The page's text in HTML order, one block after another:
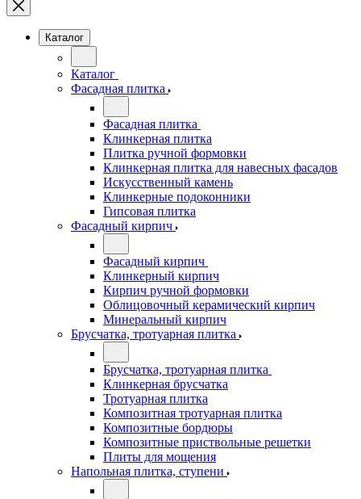
Каталог
Каталог
Фасадная плитка
Фасадная плитка
Клинкерная плитка
Плитка ручной формовки
Клинкерная плитка для навесных фасадов
Искусственный камень
Клинкерные подоконники
Гипсовая плитка
Фасадный кирпич
Фасадный кирпич
Клинкерный кирпич
Кирпич ручной формовки
Облицовочный керамический кирпич
Минеральный кирпич
Брусчатка, тротуарная плитка
Брусчатка, тротуарная плитка
Клинкерная брусчатка
Тротуарная плитка
Композитная тротуарная плитка
Композитные бордюры
Композитные приствольные решетки
Плиты для мощения
Напольная плитка, ступени